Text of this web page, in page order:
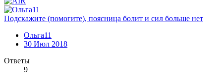
Подскажите (помогите), поясница болит и сил больше нет
Ольга11
30 Июл 2018
Ответы
9